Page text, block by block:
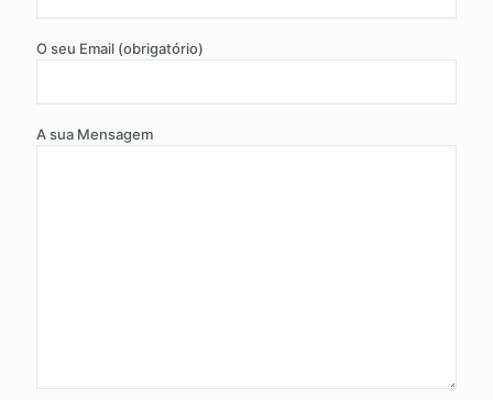
O seu Email (obrigatório)
A sua Mensagem